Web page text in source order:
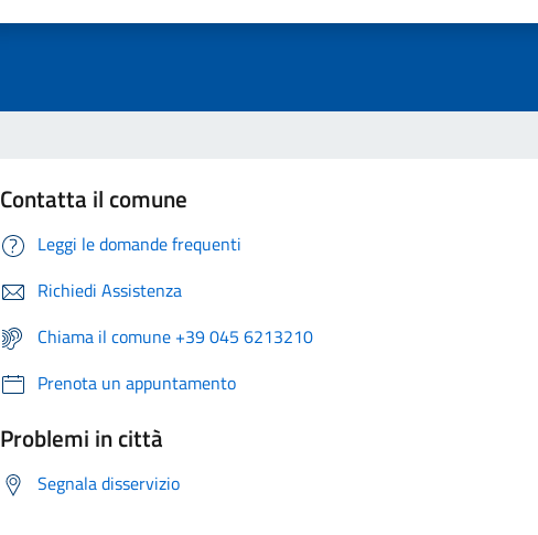
Contatta il comune
Leggi le domande frequenti
Richiedi Assistenza
Chiama il comune +39 045 6213210
Prenota un appuntamento
Problemi in città
Segnala disservizio